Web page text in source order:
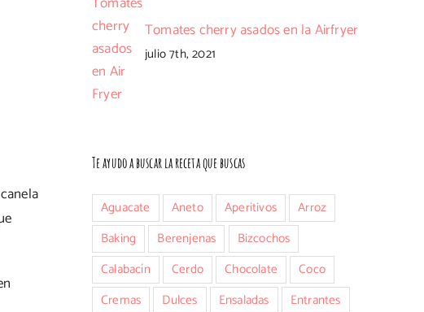
Tomates cherry asados en la Airfryer
julio 7th, 2021
Te ayudo a buscar la receta que buscas
Aguacate Aneto Aperitivos
Arroz
Baking
Berenjenas
Bizcochos
Calabacín
Cerdo Chocolate
Coco
Cremas
Dulces Ensaladas
Entrantes